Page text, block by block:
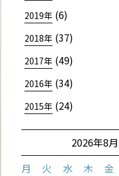
2019年 (6)
2018年 (37)
2017年 (49)
2016年 (34)
2015年 (24)
2026年8月
月
火 水 木 金